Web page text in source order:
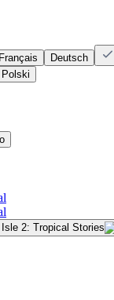
Français Deutsch
Polski
2: Tropical Stories